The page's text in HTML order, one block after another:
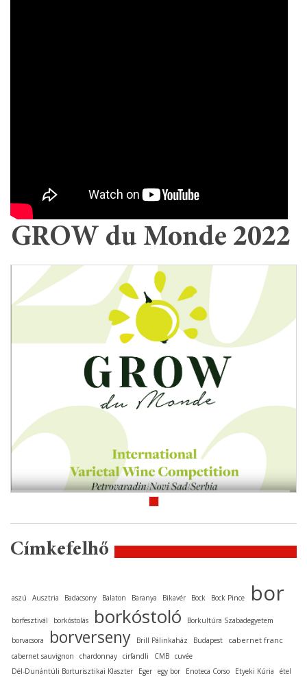
GROW du Monde 2022
Címkefelhő
aszú Ausztria Badacsony Balaton Baranya Bikavér Bock Bock Pince bor
borfesztivál borkóstolás borkóstoló Borkultúra Szabadegyetem
borvacsora borverseny Brill Pálinkaház Budapest cabernet franc
cabernet sauvignon chardonnay cirfandli CMB cuvée
Dél-Dunántúli Borturisztikai Klaszter
Eger egy bor Enoteca Corso Etyeki Kúria
étel